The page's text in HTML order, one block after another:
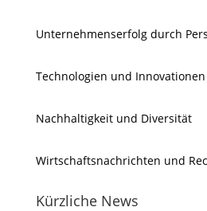
Unternehmenserfolg durch
Technologien und Innovationen
Nachhaltigkeit und Diversität
Wirtschaftsnachrichten und
Kürzliche News